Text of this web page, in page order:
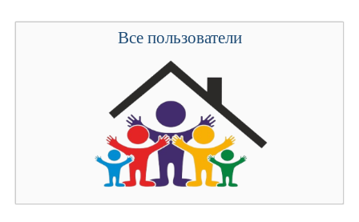
Все пользователи